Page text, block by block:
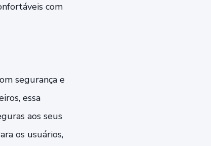
com
segurança e
essa
aos seus
os usuários,